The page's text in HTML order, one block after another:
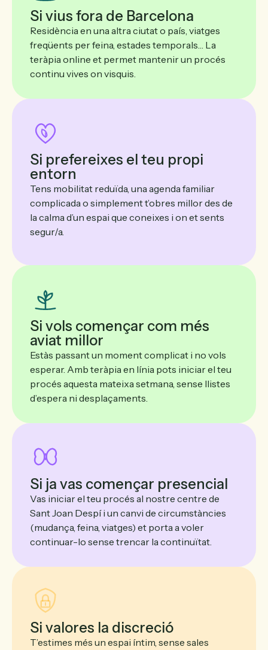
Si vius fora de Barcelona
Residència en una altra ciutat o país, viatges
freqüents per feina, estades temporals… La
teràpia online et permet mantenir un procés
continu vives on visquis.
Si prefereixes el teu propi
entorn
Tens mobilitat reduïda, una agenda familiar
complicada o simplement t’obres millor des de
la calma d’un espai que coneixes i on et sents
segur/a.
Si vols començar com més
aviat millor
Estàs passant un moment complicat i no vols
esperar. Amb teràpia en línia pots iniciar el teu
procés aquesta mateixa setmana, sense llistes
d’espera ni desplaçaments.
Si ja vas començar presencial
Vas iniciar el teu procés al nostre centre de
Sant Joan Despí i un canvi de circumstàncies
(mudança, feina, viatges) et porta a voler
continuar-lo sense trencar la continuïtat.
Si valores la discreció
T’estimes més un espai íntim, sense sales